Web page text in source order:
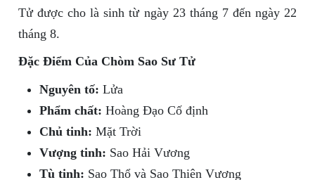
Tử được cho là sinh từ ngày 23 tháng 7 đến ngày 22
tháng 8.
Đặc Điểm Của Chòm Sao Sư Tử
Nguyên tố: Lửa
Phẩm chất: Hoàng Đạo Cố định
Chủ tinh: Mặt Trời
Vượng tinh: Sao Hải Vương
Tù tinh: Sao Thổ và Sao Thiên Vương